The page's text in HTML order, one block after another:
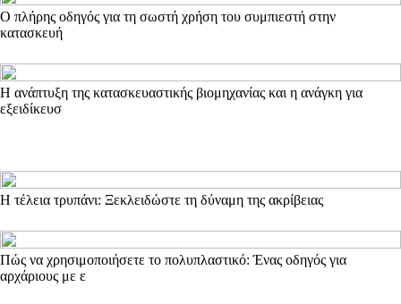
Ο πλήρης οδηγός για τη σωστή χρήση του συμπιεστή στην
κατασκευή
Η ανάπτυξη της κατασκευαστικής βιομηχανίας και η ανάγκη για
εξειδίκευσ
Η τέλεια τρυπάνι: Ξεκλειδώστε τη δύναμη της ακρίβειας
Πώς να χρησιμοποιήσετε το πολυπλαστικό: Ένας οδηγός για
αρχάριους με ε